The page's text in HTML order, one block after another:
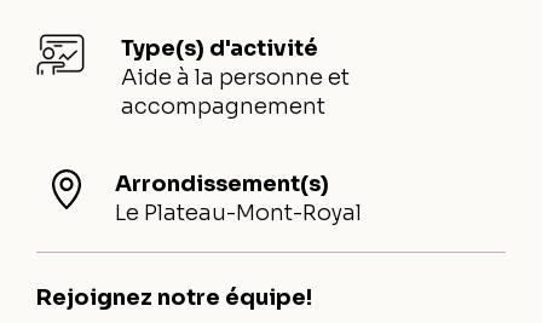
Type(s) d'activité
Aide à la personne et
accompagnement
Arrondissement(s)
Le Plateau-Mont-Royal
Rejoignez notre équipe!